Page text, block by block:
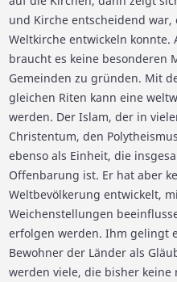
und Kirche entscheidend
Weltkirche entwickeln konnte.
braucht es keine besonderen
Gemeinden zu gründen. Mit
gleichen Riten kann eine
werden. Der Islam, der in
Christentum, den
ebenso als Einheit, die
Offenbarung ist. Er hat aber
Weltbevölkerung entwickelt,
Weichenstellungen
erfolgen werden. Ihm gelingt
Bewohner der Länder als
werden viele, die bisher